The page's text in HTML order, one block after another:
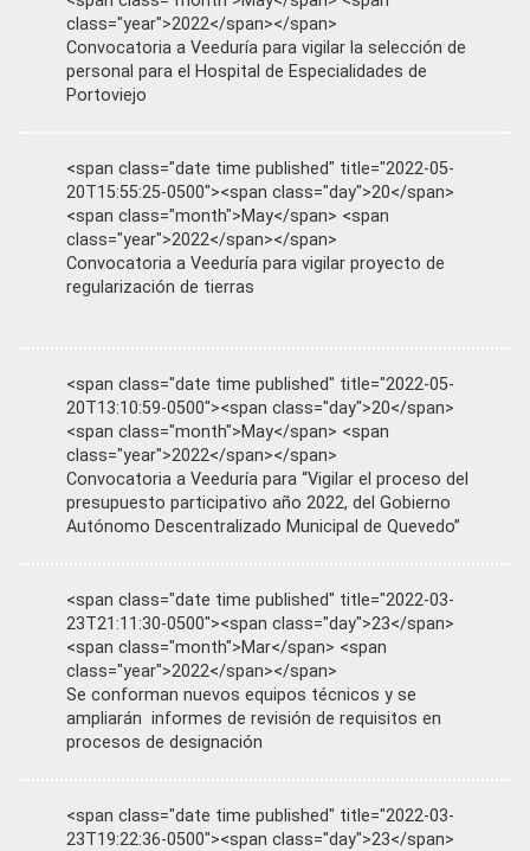
class="year">2022</span></span>
Convocatoria a Veeduría para vigilar la selección de
personal para el Hospital de Especialidades de
Portoviejo
<span class="date time published" title="2022-05-
20T15:55:25-0500"><span class="day">20</span>
<span class="month">May</span> <span
class="year">2022</span></span>
Convocatoria a Veeduría para vigilar proyecto de
regularización de tierras
<span class="date time published" title="2022-05-
20T13:10:59-0500"><span class="day">20</span>
<span class="month">May</span> <span
class="year">2022</span></span>
Convocatoria a Veeduría para “Vigilar el proceso del
presupuesto participativo año 2022, del Gobierno
Autónomo Descentralizado Municipal de Quevedo”
<span class="date time published" title="2022-03-
23T21:11:30-0500"><span class="day">23</span>
<span class="month">Mar</span> <span
class="year">2022</span></span>
Se conforman nuevos equipos técnicos y se
ampliarán informes de revisión de requisitos en
procesos de designación
<span class="date time published" title="2022-03-
23T19:22:36-0500"><span class="day">23</span>